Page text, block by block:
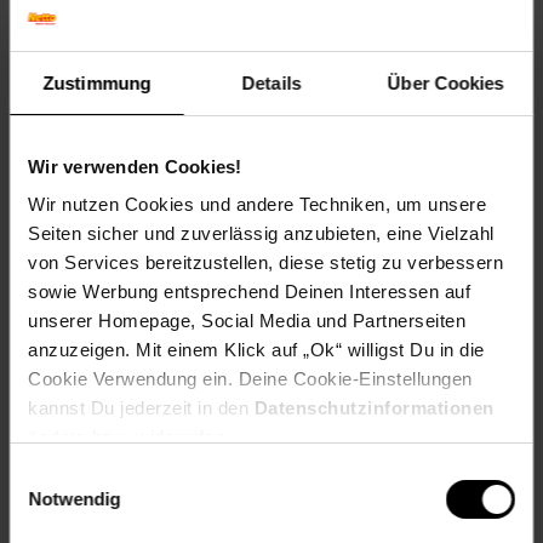
Zustimmung Details Über Cookies
Wir verwenden Cookies!
Wir nutzen Cookies und andere Techniken, um unsere
Seiten sicher und zuverlässig anzubieten, eine Vielzahl
von Services bereitzustellen, diese stetig zu verbessern
sowie Werbung entsprechend Deinen Interessen auf
unserer Homepage, Social Media und Partnerseiten
anzuzeigen. Mit einem Klick auf „Ok“ willigst Du in die
Cookie Verwendung ein. Deine Cookie-Einstellungen
kannst Du jederzeit in den Datenschutzinformationen
Notwendig
Geschmack: X
Frucht: Keine Frucht
Blattform: Herzförmig
Blattrand: Gelappt
Standortempfehlung: Halbschattig, feucht
Pflegeaufwand: Mittel
Lichtbedarf: Halbschattig-Schattig
Wasserbedarf: Mittel
Rückschnitt: Rückschnitt nach der Blüte.
Schnittverträglichkeit: Gut
Bodenansprüche: humos und gut durchlässig
Nährstoffgehalt: Mittel
Frosthärte: bis -12 °C
Verwendung: Am Gehölzrand,Im Staudenbeet,Unter
Eigenschaften